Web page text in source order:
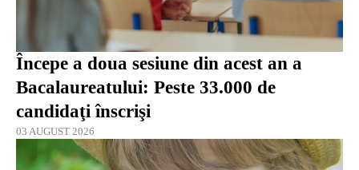
Începe a doua sesiune din acest an a
Bacalaureatului: Peste 33.000 de
candidaţi înscrişi
03 AUGUST 2026